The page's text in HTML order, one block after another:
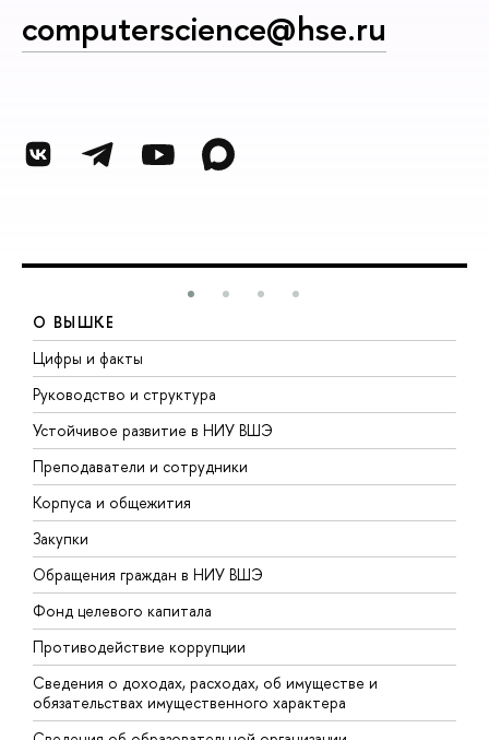
computerscience@hse.ru
О ВЫШКЕ
Цифры и факты
Руководство и структура
Устойчивое развитие в НИУ ВШЭ
Преподаватели и сотрудники
Корпуса и общежития
Закупки
Обращения граждан в НИУ ВШЭ
Фонд целевого капитала
Противодействие коррупции
Сведения о доходах, расходах, об имуществе и
обязательствах имущественного характера